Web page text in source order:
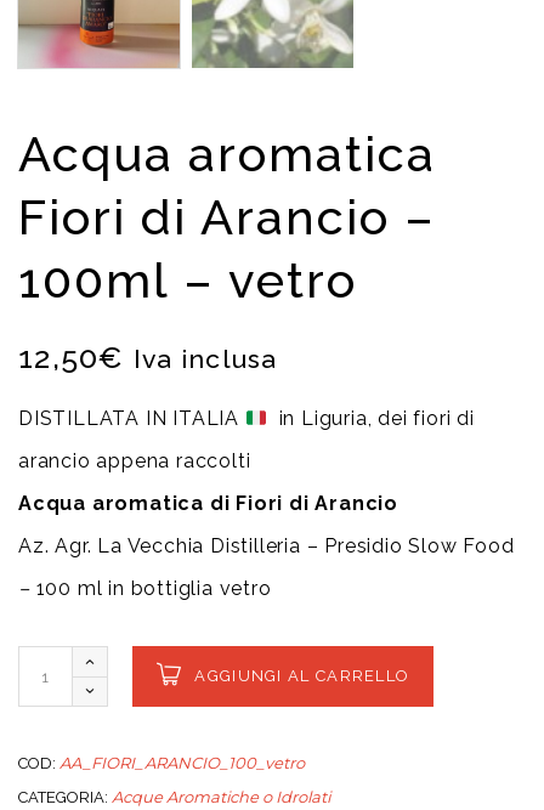
Acqua aromatica
Fiori di Arancio –
100ml – vetro
12,50€ Iva inclusa
DISTILLATA IN ITALIA
in Liguria, dei fiori di
arancio appena raccolti
Acqua aromatica di Fiori di Arancio
Az. Agr. La Vecchia Distilleria – Presidio Slow Food
– 100 ml in bottiglia vetro
AGGIUNGI AL CARRELLO
COD: AA_FIORI_ARANCIO_100_vetro
CATEGORIA: Acque Aromatiche o Idrolati